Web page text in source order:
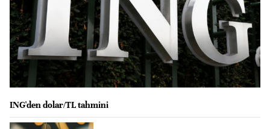
ING'den dolar/TL tahmini